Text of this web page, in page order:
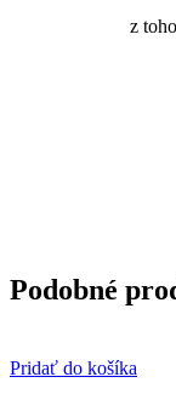
z
Podobné
Pridať do košíka